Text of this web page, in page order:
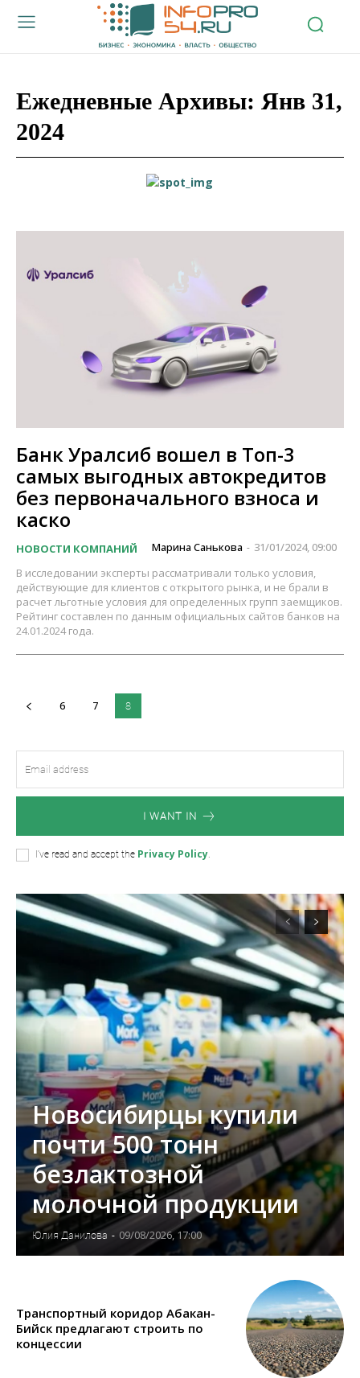
Ежедневные Архивы: Янв 31,
2024
Банк Уралсиб вошел в Топ-3
самых выгодных автокредитов
без первоначального взноса и
каско
НОВОСТИ КОМПАНИЙ Марина Санькова - 31/01/2024, 09:00
В исследовании эксперты рассматривали только условия,
действующие для клиентов с открытого рынка, и не брали в
расчет льготные условия для определенных групп заемщиков.
Рейтинг составлен по данным официальных сайтов банков на
24.01.2024 года.
6 7 8
I WANT IN
I've read and accept the Privacy Policy.
Новосибирцы купили
почти 500 тонн
безлактозной
молочной продукции
Юлия Данилова - 09/08/2026, 17:00
Транспортный коридор Абакан-
Бийск предлагают строить по
концессии